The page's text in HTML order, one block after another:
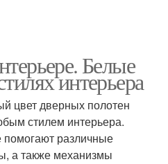
Белые
интерьера
цвет дверных полотен
стилем интерьера.
помогают различные
а также механизмы